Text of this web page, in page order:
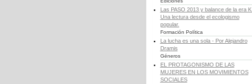
Las PASO 2013 y balance de la era K.
Una lectura desde el ecologismo
popular.
Formación Política
La lucha es una sola - Por Alejandro
Dramis
Géneros
EL PROTAGONISMO DE LAS
MUJERES EN LOS MOVIMIENTOS
SOCIALES